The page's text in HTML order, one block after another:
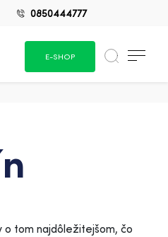
0850444777
E-SHOP
o tom najdôležitejšom, čo